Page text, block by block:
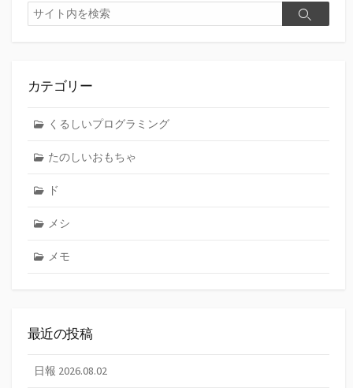
検
索
検
カテゴリー
くるしいプログラミング
たのしいおもちゃ
ド
メシ
メモ
最近の投稿
日報 2026.08.02